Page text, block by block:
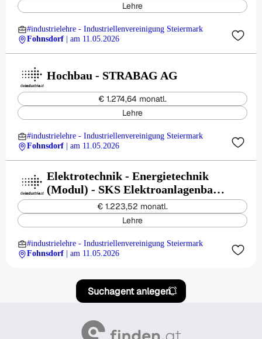
Lehre
#industrielehre - Industriellenvereinigung Steiermark
Fohnsdorf
| am 11.05.2026
Hochbau - STRABAG AG
€ 1.274,64 monatl.
Lehre
#industrielehre - Industriellenvereinigung Steiermark
Fohnsdorf
| am 11.05.2026
Elektrotechnik - Energietechnik
(Modul) - SKS Elektroanlagenbau
GmbH
€ 1.223,52 monatl.
Lehre
#industrielehre - Industriellenvereinigung Steiermark
Fohnsdorf
| am 11.05.2026
Suchagent anlegen